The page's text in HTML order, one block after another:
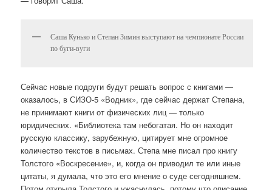
Саша Кунько и Степан Зимин выступают на чемпионате России
по буги-вуги
Сейчас новые подруги будут решать вопрос с книгами —
оказалось, в СИЗО-5 «Водник», где сейчас держат Степана,
не принимают книги от физических лиц — только
юридических. «Библиотека там небогатая. Но он находит
русскую классику, зарубежную, цитирует мне огромное
количество текстов в письмах. Степа мне писал про книгу
Толстого «Воскресение», и, когда он приводил те или иные
цитаты, я думала, что это его мнение о суде сегодняшнем.